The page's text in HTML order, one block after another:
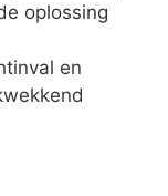
oplossing
en